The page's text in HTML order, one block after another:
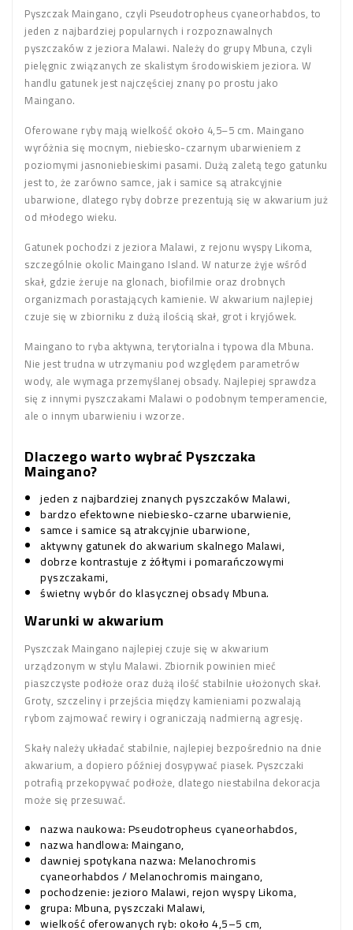
Pyszczak Maingano, czyli Pseudotropheus cyaneorhabdos, to
jeden z najbardziej popularnych i rozpoznawalnych
pyszczaków z jeziora Malawi. Należy do grupy Mbuna, czyli
pielęgnic związanych ze skalistym środowiskiem jeziora. W
handlu gatunek jest najczęściej znany po prostu jako
Maingano.
Oferowane ryby mają wielkość około 4,5–5 cm. Maingano
wyróżnia się mocnym, niebiesko-czarnym ubarwieniem z
poziomymi jasnoniebieskimi pasami. Dużą zaletą tego gatunku
jest to, że zarówno samce, jak i samice są atrakcyjnie
ubarwione, dlatego ryby dobrze prezentują się w akwarium już
od młodego wieku.
Gatunek pochodzi z jeziora Malawi, z rejonu wyspy Likoma,
szczególnie okolic Maingano Island. W naturze żyje wśród
skał, gdzie żeruje na glonach, biofilmie oraz drobnych
organizmach porastających kamienie. W akwarium najlepiej
czuje się w zbiorniku z dużą ilością skał, grot i kryjówek.
Maingano to ryba aktywna, terytorialna i typowa dla Mbuna.
Nie jest trudna w utrzymaniu pod względem parametrów
wody, ale wymaga przemyślanej obsady. Najlepiej sprawdza
się z innymi pyszczakami Malawi o podobnym temperamencie,
ale o innym ubarwieniu i wzorze.
Dlaczego warto wybrać Pyszczaka
Maingano?
jeden z najbardziej znanych pyszczaków Malawi,
bardzo efektowne niebiesko-czarne ubarwienie,
samce i samice są atrakcyjnie ubarwione,
aktywny gatunek do akwarium skalnego Malawi,
dobrze kontrastuje z żółtymi i pomarańczowymi
pyszczakami,
świetny wybór do klasycznej obsady Mbuna.
Warunki w akwarium
Pyszczak Maingano najlepiej czuje się w akwarium
urządzonym w stylu Malawi. Zbiornik powinien mieć
piaszczyste podłoże oraz dużą ilość stabilnie ułożonych skał.
Groty, szczeliny i przejścia między kamieniami pozwalają
rybom zajmować rewiry i ograniczają nadmierną agresję.
Skały należy układać stabilnie, najlepiej bezpośrednio na dnie
akwarium, a dopiero później dosypywać piasek. Pyszczaki
potrafią przekopywać podłoże, dlatego niestabilna dekoracja
może się przesuwać.
nazwa naukowa: Pseudotropheus cyaneorhabdos,
nazwa handlowa: Maingano,
dawniej spotykana nazwa: Melanochromis
cyaneorhabdos / Melanochromis maingano,
pochodzenie: jezioro Malawi, rejon wyspy Likoma,
grupa: Mbuna, pyszczaki Malawi,
wielkość oferowanych ryb: około 4,5–5 cm,